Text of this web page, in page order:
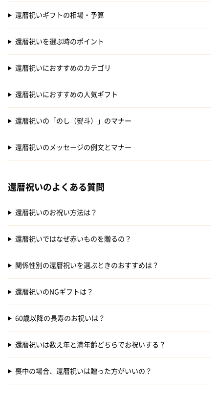
還暦祝いギフトの相場・予算
還暦祝いを選ぶ時のポイント
還暦祝いにおすすめのカテゴリ
還暦祝いにおすすめの人気ギフト
還暦祝いの「のし（熨斗）」のマナー
還暦祝いのメッセージの例文とマナー
還暦祝いのよくある質問
還暦祝いのお祝い方法は？
還暦祝いではなぜ赤いものを贈るの？
関係性別の還暦祝いを選ぶときのおすすめは？
還暦祝いのNGギフトは？
60歳以降の長寿のお祝いは？
還暦祝いは数え年と満年齢どちらでお祝いする？
喪中の場合、還暦祝いは贈った方がいいの？